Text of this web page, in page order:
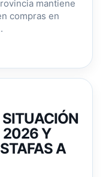
mantiene
compras en
2026 Y
A